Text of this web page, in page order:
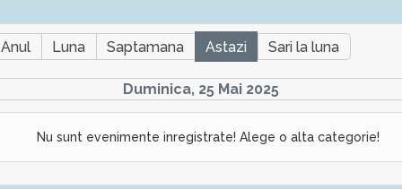
Anul Luna Saptamana Astazi Sari la luna
Duminica, 25 Mai 2025
Nu sunt evenimente inregistrate! Alege o alta categorie!